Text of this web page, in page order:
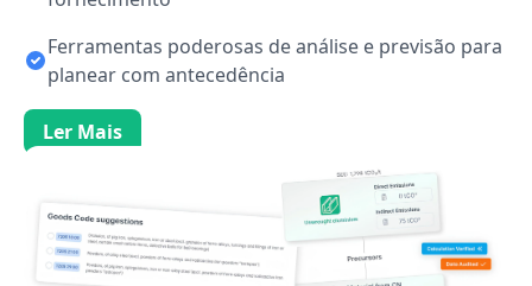
Ferramentas poderosas de análise e previsão para
planear com antecedência
Ler Mais